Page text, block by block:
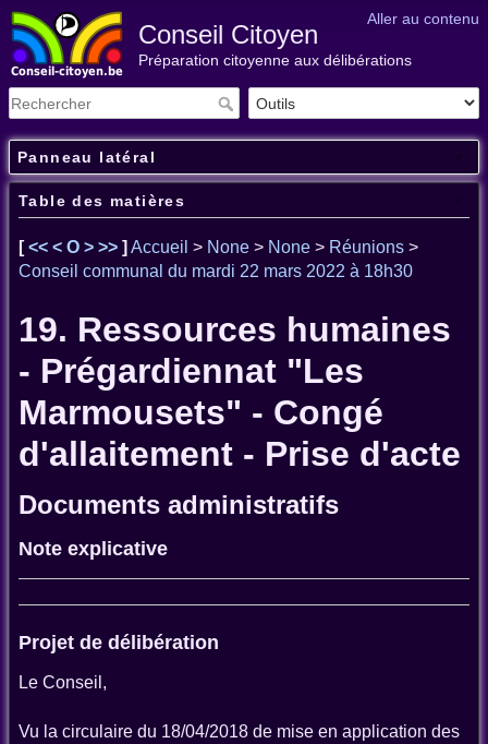
Aller au contenu
Conseil Citoyen
Préparation citoyenne aux délibérations
Panneau latéral
Table des matières
[<< < O > >> ] Accueil > None > None > Réunions >
Conseil communal du mardi 22 mars 2022 à 18h30
19. Ressources humaines
- Prégardiennat "Les
Marmousets" - Congé
d'allaitement - Prise d'acte
Documents administratifs
Note explicative
Projet de délibération
Le Conseil,
Vu la circulaire du 18/04/2018 de mise en application des